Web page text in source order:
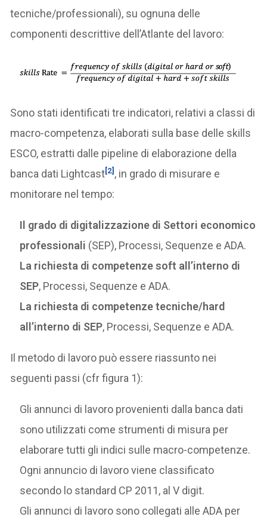
tecniche/professionali), su ognuna delle
componenti descrittive dell’Atlante del lavoro:
Sono stati identificati tre indicatori, relativi a classi di
macro-competenza, elaborati sulla base delle skills
ESCO, estratti dalle pipeline di elaborazione della
banca dati Lightcast[2] , in grado di misurare e
monitorare nel tempo:
Il grado di digitalizzazione di Settori economico
professionali (SEP), Processi, Sequenze e ADA.
La richiesta di competenze soft all’interno di
SEP, Processi, Sequenze e ADA.
La richiesta di competenze tecniche/hard
all’interno di SEP, Processi, Sequenze e ADA.
Il metodo di lavoro può essere riassunto nei
seguenti passi (cfr figura 1):
Gli annunci di lavoro provenienti dalla banca dati
sono utilizzati come strumenti di misura per
elaborare tutti gli indici sulle macro-competenze.
Ogni annuncio di lavoro viene classificato
secondo lo standard CP 2011, al V digit.
Gli annunci di lavoro sono collegati alle ADA per